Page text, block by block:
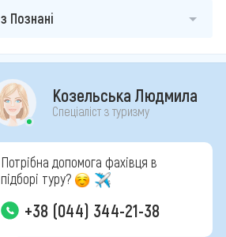
з Познані
Козельська Людмила
Спеціаліст з туризму
Потрібна допомога фахівця в
підборі туру?
+38 (044) 344-21-38